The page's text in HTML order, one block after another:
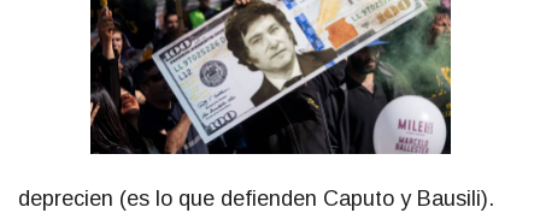
deprecien (es lo que defienden Caputo y Bausili).